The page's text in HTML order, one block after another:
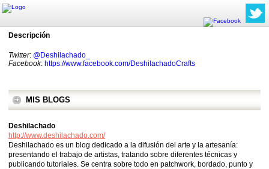
Descripción
Twitter: @Deshilachado_
Facebook: https://www.facebook.com/DeshilachadoCrafts
MIS BLOGS
Deshilachado
http://www.deshilachado.com/
Deshilachado es un blog dedicado a la difusión del arte y la artesanía:
presentando el trabajo de artistas, tratando sobre diferentes técnicas y
publicando tutoriales. Se centra sobre todo en patchwork, bordado, punto y